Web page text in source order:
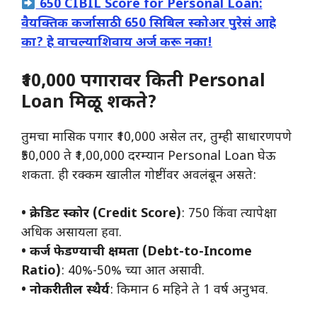
650 CIBIL Score for Personal Loan:
वैयक्तिक कर्जासाठी 650 सिबिल स्कोअर पुरेसं आहे
का? हे वाचल्याशिवाय अर्ज करू नका!
₹10,000 पगारावर किती Personal
Loan मिळू शकते?
तुमचा मासिक पगार ₹10,000 असेल तर, तुम्ही साधारणपणे
₹50,000 ते ₹1,00,000 दरम्यान Personal Loan घेऊ
शकता. ही रक्कम खालील गोष्टींवर अवलंबून असते:
• क्रेडिट स्कोर (Credit Score): 750 किंवा त्यापेक्षा
अधिक असायला हवा.
• कर्ज फेडण्याची क्षमता (Debt-to-Income
Ratio): 40%-50% च्या आत असावी.
• नोकरीतील स्थैर्य: किमान 6 महिने ते 1 वर्ष अनुभव.